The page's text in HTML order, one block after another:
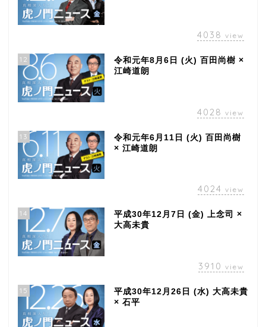
4038 view
12
令和元年8月6日 (火) 百田尚樹 ×
江崎道朗
4028 view
13
令和元年6月11日 (火) 百田尚樹
× 江崎道朗
4024 view
14
平成30年12月7日 (金) 上念司 ×
大高未貴
3910 view
15
平成30年12月26日 (水) 大高未貴
× 石平